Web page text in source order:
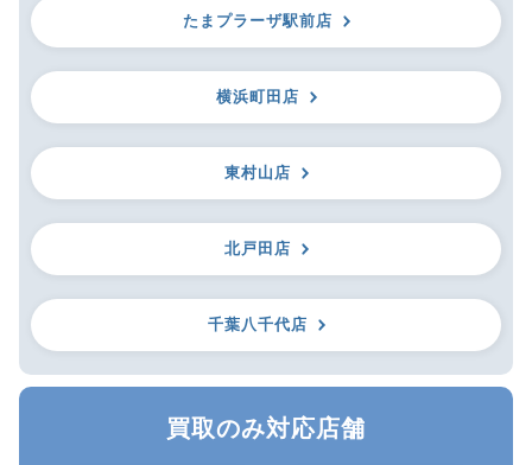
たまプラーザ駅前店
横浜町田店
東村山店
北戸田店
千葉八千代店
買取のみ対応店舗